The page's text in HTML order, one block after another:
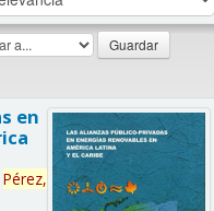
en
Pérez,